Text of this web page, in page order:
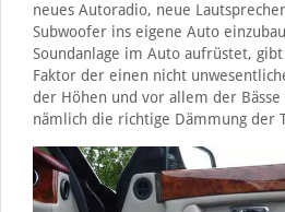
neues Autoradio, neue
Subwoofer ins eigene Auto
Soundanlage im Auto aufrüstet,
Faktor der einen nicht
der Höhen und vor allem der
nämlich die richtige Dämmung der